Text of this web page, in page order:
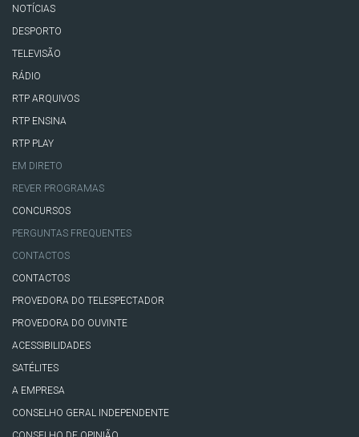
NOTÍCIAS
DESPORTO
TELEVISÃO
RÁDIO
RTP ARQUIVOS
RTP ENSINA
RTP PLAY
EM DIRETO
REVER PROGRAMAS
CONCURSOS
PERGUNTAS FREQUENTES
CONTACTOS
CONTACTOS
PROVEDORA DO TELESPECTADOR
PROVEDORA DO OUVINTE
ACESSIBILIDADES
SATÉLITES
A EMPRESA
CONSELHO GERAL INDEPENDENTE